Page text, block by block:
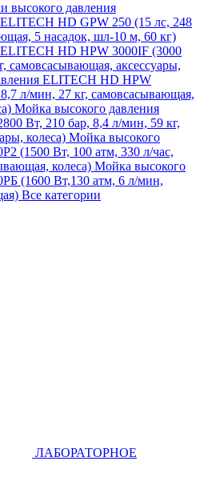
высокого давления
HD GPW 250 (15 лс, 248
5 насадок, шл-10 м, 60 кг)
HD HPW 3000IF (3000
самовсасывающая, аксессуары,
ELITECH HD HPW
л/мин, 27 кг, самовсасывающая,
Мойка высокого давления
Вт, 210 бар, 8,4 л/мин, 59 кг,
колеса) Мойка высокого
(1500 Вт, 100 атм, 330 л/час,
колеса) Мойка высокого
(1600 Вт,130 атм, 6 л/мин,
Все категории
ЛАБОРАТОРНОЕ